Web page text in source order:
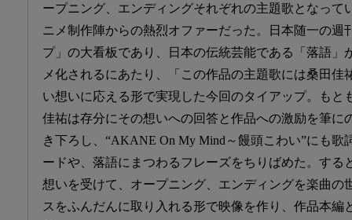
ープニング、エンディングそれぞれの主題歌となって
ニメ制作陣からの熱烈オファーだった。日本随一の週
プ」の大看板であり、日本の伝統芸能である「落語」
メ化されるにあたり、「この作品の主題歌には桑田佳
い想いに応える形で実現した今回のタイアップ。もと
佳祐は存分にその想いへの回答と作品への激励を筆に
き下ろし、“AKANE On My Mind～饅頭こわい”にも歌
ードや、落語にまつわるフレーズをちりばめた。する
想いを受けて、オープニング、エンディングを楽曲の
スをふんだんに取り入れる形で映像を作り、作品本編